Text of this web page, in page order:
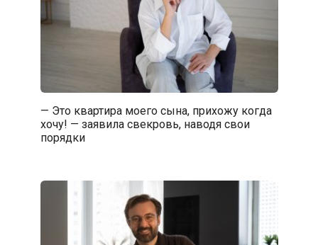
— Это квартира моего сына, прихожу когда
хочу! — заявила свекровь, наводя свои
порядки